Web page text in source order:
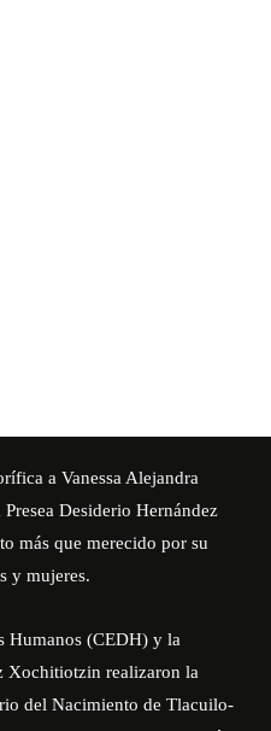
a Vanessa Alejandra
Desiderio Hernández
más que merecido por su
y mujeres.
Humanos (CEDH) y la
Xochitiotzin realizaron la
del Nacimiento de Tlacuilo-